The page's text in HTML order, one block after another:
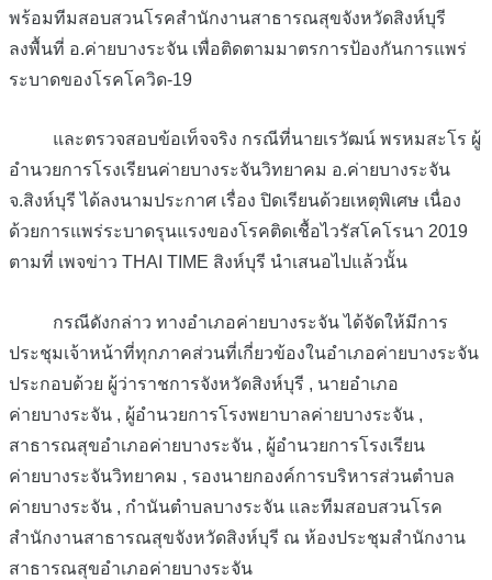
พร้อมทีมสอบสวนโรคสำนักงานสาธารณสุขจังหวัดสิงห์บุรี
ลงพื้นที่ อ.ค่ายบางระจัน เพื่อติดตามมาตรการป้องกันการแพร่
ระบาดของโรคโควิด-19
และตรวจสอบข้อเท็จจริง กรณีที่นายเรวัฒน์ พรหมสะโร ผู้
อำนวยการโรงเรียนค่ายบางระจันวิทยาคม อ.ค่ายบางระจัน
จ.สิงห์บุรี ได้ลงนามประกาศ เรื่อง ปิดเรียนด้วยเหตุพิเศษ เนื่อง
ด้วยการแพร่ระบาดรุนแรงของโรคติดเชื้อไวรัสโคโรนา 2019
ตามที่ เพจข่าว THAI TIME สิงห์บุรี นำเสนอไปแล้วนั้น
กรณีดังกล่าว ทางอำเภอค่ายบางระจัน ได้จัดให้มีการ
ประชุมเจ้าหน้าที่ทุกภาคส่วนที่เกี่ยวข้องในอำเภอค่ายบางระจัน
ประกอบด้วย ผู้ว่าราชการจังหวัดสิงห์บุรี , นายอำเภอ
ค่ายบางระจัน , ผู้อำนวยการโรงพยาบาลค่ายบางระจัน ,
สาธารณสุขอำเภอค่ายบางระจัน , ผู้อำนวยการโรงเรียน
ค่ายบางระจันวิทยาคม , รองนายกองค์การบริหารส่วนตำบล
ค่ายบางระจัน , กำนันตำบลบางระจัน และทีมสอบสวนโรค
สำนักงานสาธารณสุขจังหวัดสิงห์บุรี ณ ห้องประชุมสำนักงาน
สาธารณสุขอำเภอค่ายบางระจัน